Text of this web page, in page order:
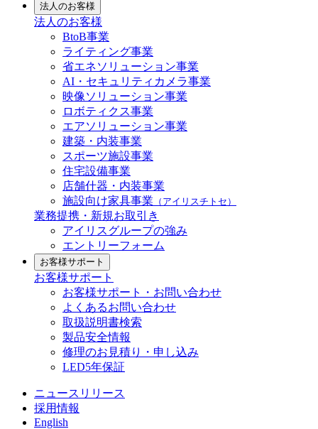
法人のお客様
法人のお客様
BtoB事業
ライティング事業
省エネソリューション事業
AI・セキュリティカメラ事業
映像ソリューション事業
ロボティクス事業
エアソリューション事業
建築・内装事業
スポーツ施設事業
住宅設備事業
店舗什器・内装事業
施設向け家具事業 （アイリスチトセ）
業務提携・新規お取引き
アイリスグループの強み
エントリーフォーム
お客様サポート
お客様サポート
お客様サポート・お問い合わせ
よくあるお問い合わせ
取扱説明書検索
製品安全情報
修理のお見積り・申し込み
LED5年保証
ニュースリリース
採用情報
English